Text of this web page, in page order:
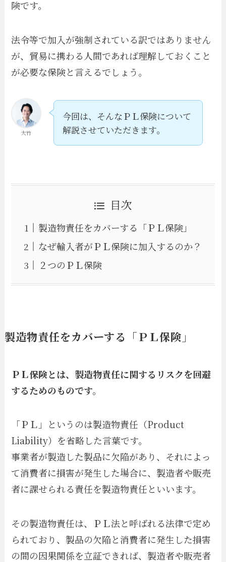
険です。
法令等で加入が強制されている訳ではありません
が、貿易に携わる人間であれば理解しておくこと
が必要な保険と言えるでしょう。
大竹
今回は、そんなＰＬ保険について
解説させていただきます。
目次
製造物責任をカバーする「ＰＬ保険」
なぜ輸入者がＰＬ保険に加入するのか？
２つのＰＬ保険
製造物責任をカバーする「ＰＬ保険」
ＰＬ保険とは、製造物責任に関するリスクを回避
するためのものです。
「ＰＬ」というのは製造物責任（Product
Liability）を省略した言葉です。
事業者が製造した製品に欠陥があり、それによっ
て消費者に損害が発生した場合に、製造者や販売
者に課せられる責任を製造物責任といいます。
その製造物責任は、ＰＬ法と呼ばれる法律で定め
られており、製品の欠陥と消費者に発生した損害
の間の因果関係を立証できれば、製造者や販売者